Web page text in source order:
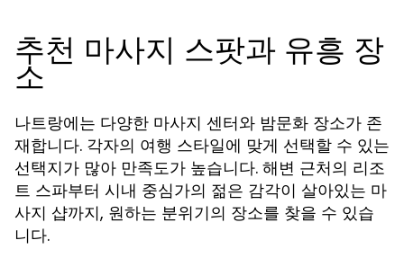
추천 마사지 스팟과 유흥 장
소
나트랑에는 다양한 마사지 센터와 밤문화 장소가 존
재합니다. 각자의 여행 스타일에 맞게 선택할 수 있는
선택지가 많아 만족도가 높습니다. 해변 근처의 리조
트 스파부터 시내 중심가의 젊은 감각이 살아있는 마
사지 샵까지, 원하는 분위기의 장소를 찾을 수 있습
니다.